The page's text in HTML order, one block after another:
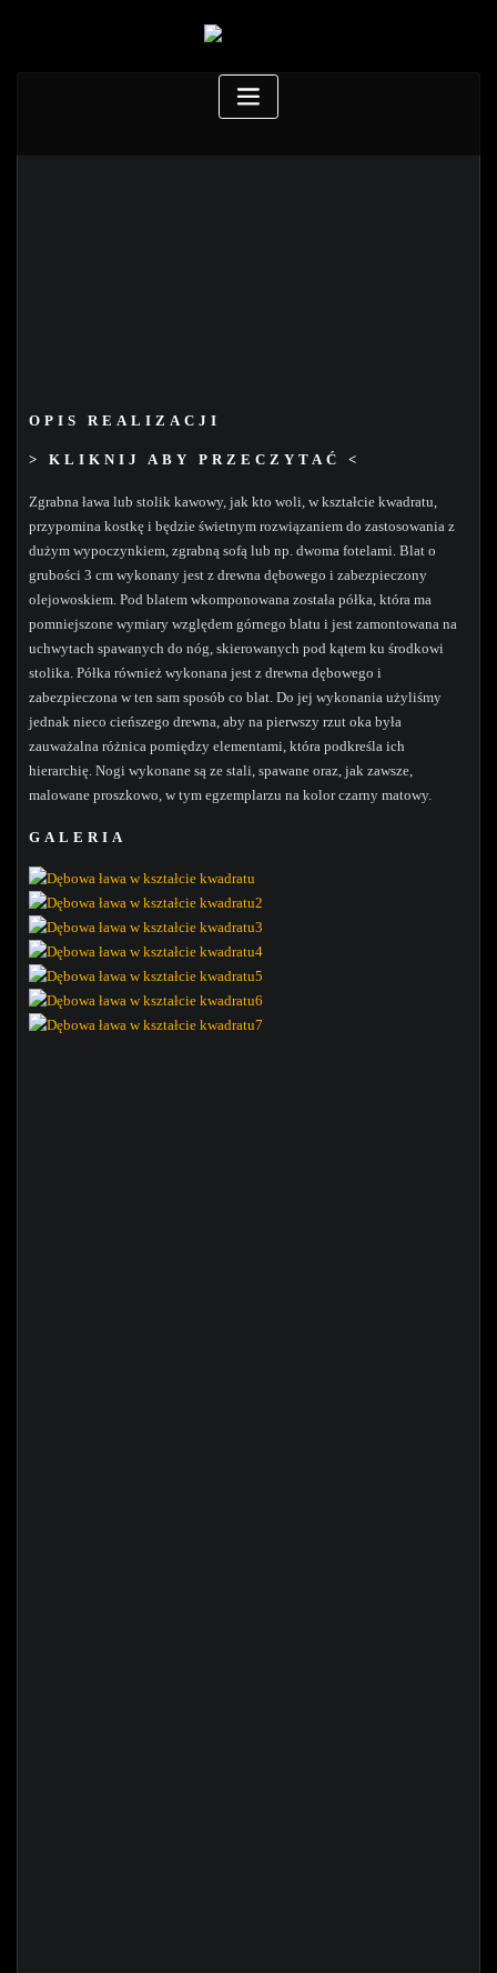
OPIS REALIZACJI
> KLIKNIJ ABY PRZECZYTAĆ <
Zgrabna ława lub stolik kawowy, jak kto woli, w kształcie kwadratu,
przypomina kostkę i będzie świetnym rozwiązaniem do zastosowania z
dużym wypoczynkiem, zgrabną sofą lub np. dwoma fotelami. Blat o
grubości 3 cm wykonany jest z drewna dębowego i zabezpieczony
olejowoskiem. Pod blatem wkomponowana została półka, która ma
pomniejszone wymiary względem górnego blatu i jest zamontowana na
uchwytach spawanych do nóg, skierowanych pod kątem ku środkowi
stolika. Półka również wykonana jest z drewna dębowego i
zabezpieczona w ten sam sposób co blat. Do jej wykonania użyliśmy
jednak nieco cieńszego drewna, aby na pierwszy rzut oka była
zauważalna różnica pomiędzy elementami, która podkreśla ich
hierarchię. Nogi wykonane są ze stali, spawane oraz, jak zawsze,
malowane proszkowo, w tym egzemplarzu na kolor czarny matowy.
GALERIA